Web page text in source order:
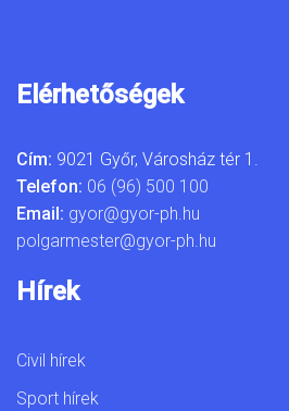
Elérhetőségek
Cím: 9021 Győr, Városház tér 1.
Telefon: 06 (96) 500 100
Email: gyor@gyor-ph.hu
polgarmester@gyor-ph.hu
Hírek
Civil hírek
Sport hírek